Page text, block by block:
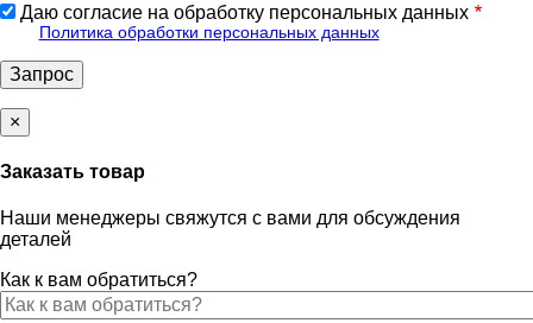
Даю согласие на обработку персональных данных
Политика обработки персональных данных
×
Заказать товар
Наши менеджеры свяжутся с вами для обсуждения
деталей
Как к вам обратиться?